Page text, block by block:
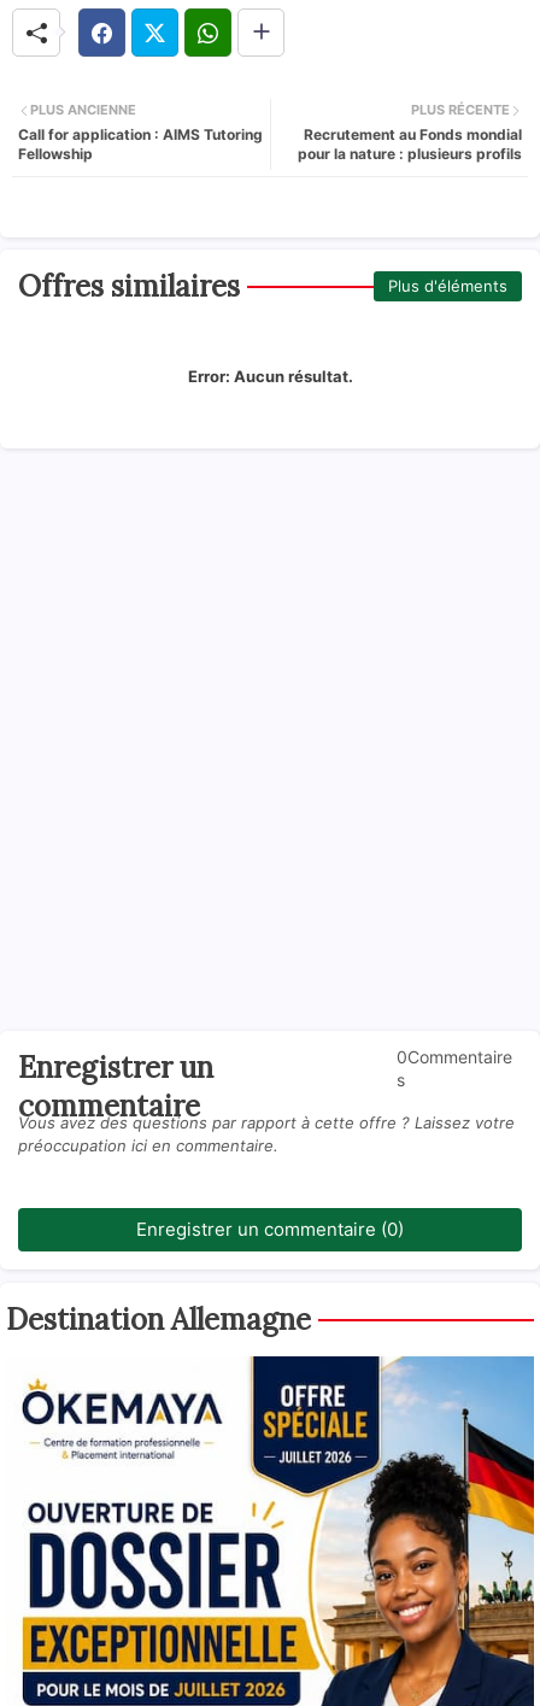
PLUS RÉCENTE
Recrutement au Fonds mondial
pour la nature : plusieurs profils
PLUS ANCIENNE
Call for application : AIMS Tutoring
Fellowship
Offres similaires Plus d'éléments
Error: Aucun résultat.
Enregistrer un
commentaire
0Commentaire
s
Vous avez des questions par rapport à cette offre ? Laissez votre
préoccupation ici en commentaire.
Enregistrer un commentaire (0)
Destination Allemagne